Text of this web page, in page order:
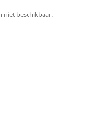
niet beschikbaar.